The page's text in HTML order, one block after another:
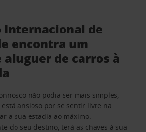
Internacional de
encontra um
aluguer de carros à
não podia ser mais simples,
ansioso por se sentir livre na
a sua estadia ao máximo.
do seu destino, terá as chaves à sua